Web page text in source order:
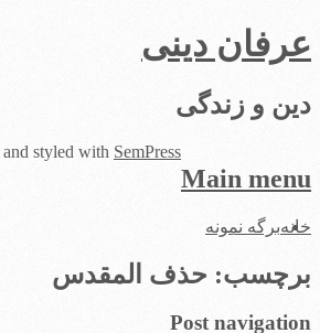
عرفان دینی
دین و زندگی
Main menu
Skip
خانهبرگه نمونه
برچسب: حذف المقدس
Post navigation
and styled with SemPress